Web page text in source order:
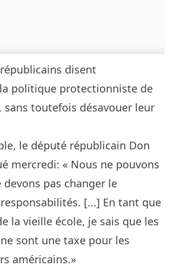
disent
politique protectionniste de
sans toutefois désavouer leur
le député républicain Don
mercredi: « Nous ne pouvons
devons pas changer le
[...] En tant que
la vieille école, je sais que les
sont une taxe pour les
américains.»